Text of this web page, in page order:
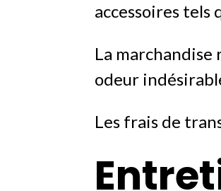
accessoires tels
La
odeur
Les frais de